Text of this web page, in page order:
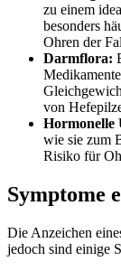
zu einem
besonders
Ohren der
Darmflora:
von
Hormonelle
wie sie zum
Risiko für
Symptome
Die Anzeichen
jedoch sind einige